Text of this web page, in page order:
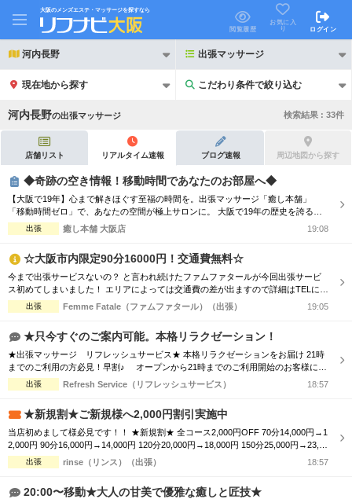
大阪のメンズエステ・マッサージを探すなら
閲覧履歴
お気に入
り
ログイン
河内長野 出張マッサージ
現在地から探す こだわり条件で絞り込む
こだわり条件で絞り込む
21時以降も受付 24時以降も受付
初回割引あり
団体割引 ポイントカード有
キャッシュレス決済OK 領収証発行可
完全個室 半個室あり
ペアルームあり シャワー室完備
フットバスあり 岩盤浴あり
専用駐車場あり 有資格者在籍
河内長野の出張マッサージ 検索結果 : 33件
店舗リスト リアルタイム速報 ブログ速報 周辺地図から探す
◆奇跡の空き情報！移動時間であなたのお部屋へ◆
【大阪で19年】心まで解きほぐす至福の時間を。出張マッサージ「癒し本舗」
「移動時間ゼロ」で、あなたの空間が極上サロンに。 大阪で19年の歴史を誇る
「癒し本舗」は、技術はもちろん、お一人おひとりに寄り添う「おもてなし」を何
より大切にしています。 ■選ばれる理由 ・熟練の技術：ボディケア、オイル、タ
なるホスピタリティをお...
出張 癒し本舗 大阪店 19:08
☆大阪市内限定90分16000円！交通費無料☆
今まで出張サービスないの？ と言われ続けたファムファタールが今回出張サービ
ス初めてしまいました！ エリアによっては交通費の差が出ますので詳細はTELにて
お伝えさせて頂きます。 90分コース17000円 120分コース23000円 でのご案内☆
是非この機会に一度お電話お待ちしております
出張 Femme Fatale（ファムファタール）（出張） 19:05
★只今すぐのご案内可能。本格リラクゼーション！
★出張マッサージ リフレッシュサービス★ 本格リラクゼーションをお届け 21時
までのご利用の方必見！早割♪ オープンから21時までのご利用開始のお客様に限
り、 全コース料金より【1000円割引】！ ご予約時に”早割り利用”とお伝えく
ださい 日頃のお疲れをお客様のプライベート空間で癒します。 ボディケアコース
も良し！...
出張 Refresh Service（リフレッシュサービス） 18:57
★新規割★ご新規様へ2,000円割引実施中
当店初めまして様必見です！！ ★新規割★ 全コース2,000円OFF 70分14,000円→1
2,000円 90分16,000円→14,000円 120分20,000円→18,000円 150分25,000円→23,00
0円 180分30,000円→28,000円 ※ディープリンパ込、指名料別途 是非一度お試しく
ださいませ！ ご自宅出張・ホテルルーム型メンズエステ 【rinse〜リンス〜...
出張 rinse（リンス）（出張） 18:57
20:00〜移動★大人の甘美で優雅な癒しと匠技★